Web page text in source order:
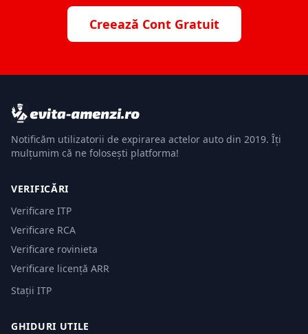
Creează Cont Gratuit
Notificăm utilizatorii de expirarea actelor auto din 2019. Îți
mulțumim că ne folosești platforma!
VERIFICĂRI
Verificare ITP
Verificare RCA
Verificare rovinieta
Verificare licență ARR
Stații ITP
GHIDURI UTILE